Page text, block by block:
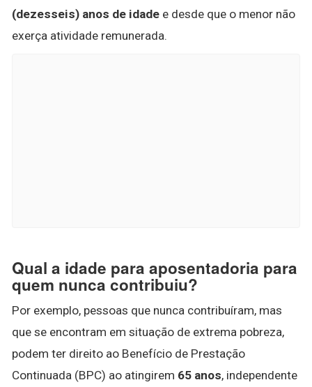
(dezesseis) anos de idade e desde que o menor não
exerça atividade remunerada.
Qual a idade para aposentadoria para
quem nunca contribuiu?
Por exemplo, pessoas que nunca contribuíram, mas
que se encontram em situação de extrema pobreza,
podem ter direito ao Benefício de Prestação
Continuada (BPC) ao atingirem 65 anos, independente